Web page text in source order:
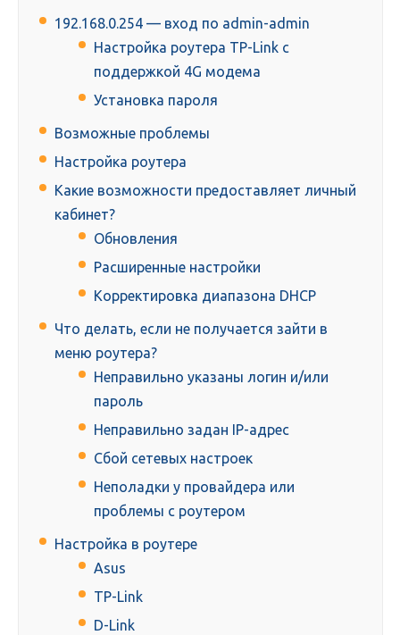
192.168.0.254 — вход по admin-admin
Настройка роутера TP-Link с
поддержкой 4G модема
Установка пароля
Возможные проблемы
Настройка роутера
Какие возможности предоставляет личный
кабинет?
Обновления
Расширенные настройки
Корректировка диапазона DHCP
Что делать, если не получается зайти в
меню роутера?
Неправильно указаны логин и/или
пароль
Неправильно задан IP-адрес
Сбой сетевых настроек
Неполадки у провайдера или
проблемы с роутером
Настройка в роутере
Asus
TP-Link
D-Link